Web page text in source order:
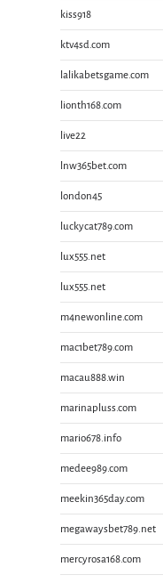
kiss918
ktv4sd.com
lalikabetsgame.com
lionth168.com
live22
lnw365bet.com
london45
luckycat789.com
lux555.net
lux555.net
m4newonline.com
mac1bet789.com
macau888.win
marinapluss.com
mario678.info
medee989.com
meekin365day.com
megawaysbet789.net
mercyrosa168.com